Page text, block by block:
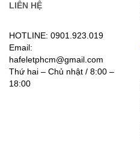
LIÊN HỆ
HOTLINE: 0901.923.019
Email:
hafeletphcm@gmail.com
Thứ hai – Chủ nhật / 8:00 –
18:00